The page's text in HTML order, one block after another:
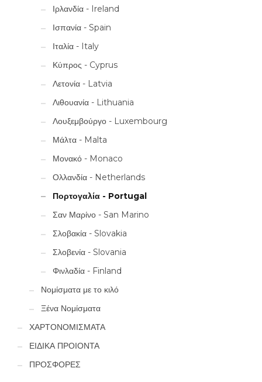
Ιρλανδία - Ireland
Ισπανία - Spain
Ιταλία - Italy
Κύπρος - Cyprus
Λετονία - Latvia
Λιθουανία - Lithuania
Λουξεμβούργο - Luxembourg
Μάλτα - Malta
Μονακό - Monaco
Ολλανδία - Netherlands
Πορτογαλία - Portugal
Σαν Μαρίνο - San Marino
Σλοβακία - Slovakia
Σλοβενία - Slovania
Φινλαδία - Finland
Νομίσματα με το κιλό
Ξένα Νομίσματα
ΧΑΡΤΟΝΟΜΙΣΜΑΤΑ
ΕΙΔΙΚΑ ΠΡΟΙΟΝΤΑ
ΠΡΟΣΦΟΡΕΣ